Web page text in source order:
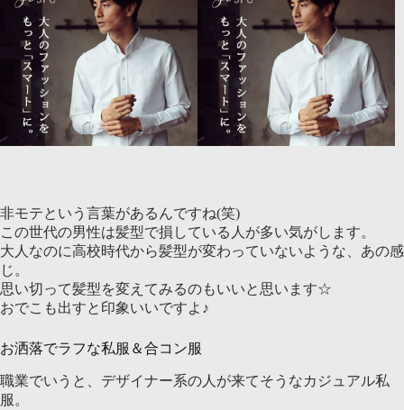
非モテという言葉があるんですね(笑)
この世代の男性は髪型で損している人が多い気がします。
大人なのに高校時代から髪型が変わっていないような、あの感
じ。
思い切って髪型を変えてみるのもいいと思います☆
おでこも出すと印象いいですよ♪
お洒落でラフな私服＆合コン服
職業でいうと、デザイナー系の人が来てそうなカジュアル私
服。